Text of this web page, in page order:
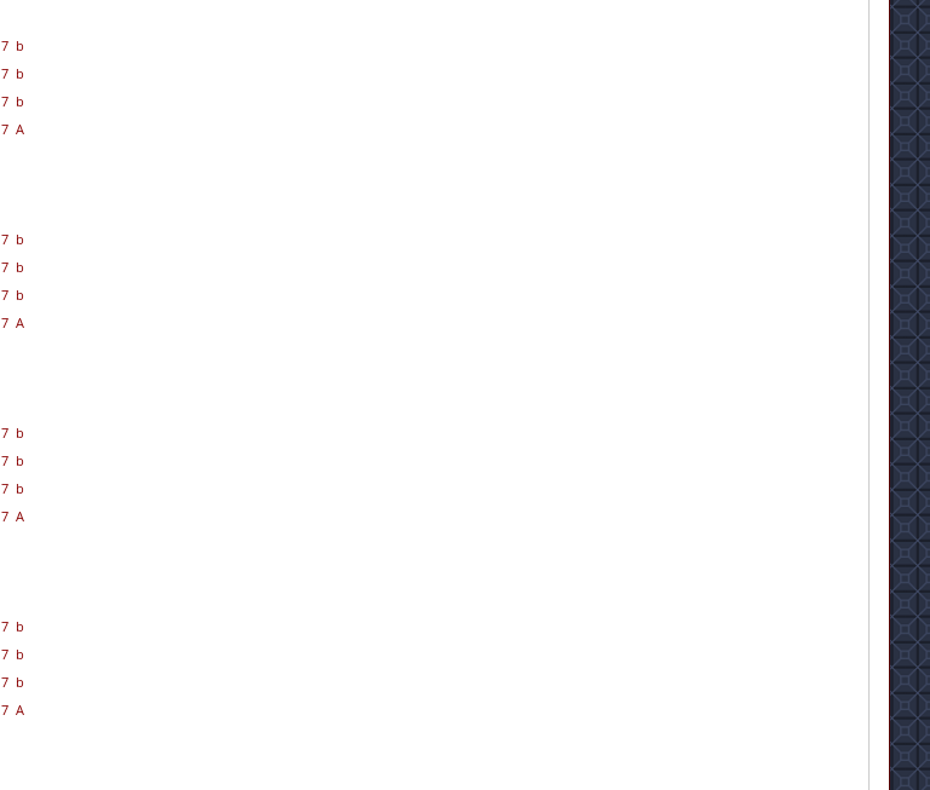
7 b
7 b
7 b
7 A
7 b
7 b
7 b
7 A
7 b
7 b
7 b
7 A
7 b
7 b
7 b
7 A